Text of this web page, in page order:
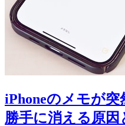
iPhoneのメモが
勝手に消える原因